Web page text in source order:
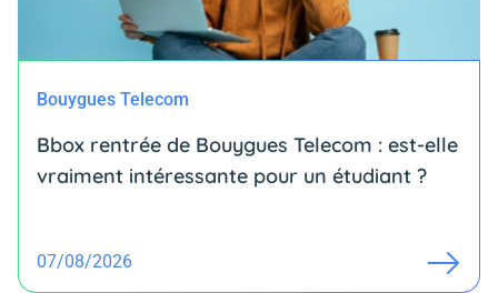
Bouygues Telecom
Bbox rentrée de Bouygues Telecom : est-elle
vraiment intéressante pour un étudiant ?
07/08/2026